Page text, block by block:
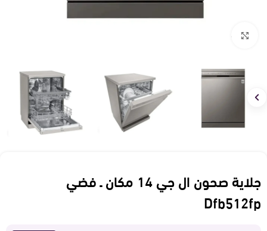
جلاية صحون ال جي 14 مكان ـ فضي
Dfb512fp